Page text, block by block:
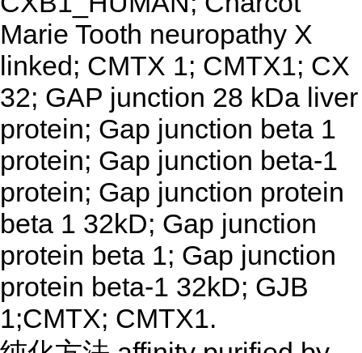
Marie Tooth neuropathy X
linked; CMTX 1; CMTX1; CX
32; GAP junction 28 kDa liver
protein; Gap junction beta 1
protein; Gap junction beta-1
protein; Gap junction protein
beta 1 32kD; Gap junction
protein beta 1; Gap junction
protein beta-1 32kD; GJB
1;CMTX; CMTX1.